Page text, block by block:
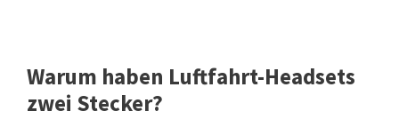
Warum haben Luftfahrt-Headsets
zwei Stecker?